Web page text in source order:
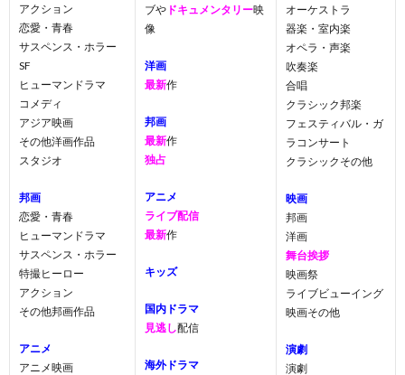
アクション
恋愛・青春
サスペンス・ホラー
SF
ヒューマンドラマ
コメディ
アジア映画
その他洋画作品
スタジオ
邦画
恋愛・青春
ヒューマンドラマ
サスペンス・ホラー
特撮ヒーロー
アクション
その他邦画作品
アニメ
アニメ映画
ブや ドキュメンタリー映
像
洋画
最新作
邦画
最新作
独占
アニメ
ライブ配信
最新作
キッズ
国内ドラマ
見逃し配信
海外ドラマ
オーケストラ
器楽・室内楽
オペラ・声楽
吹奏楽
合唱
クラシック邦楽
フェスティバル・ガ
ラコンサート
クラシックその他
映画
邦画
洋画
舞台挨拶
映画祭
ライブビューイング
映画その他
演劇
演劇